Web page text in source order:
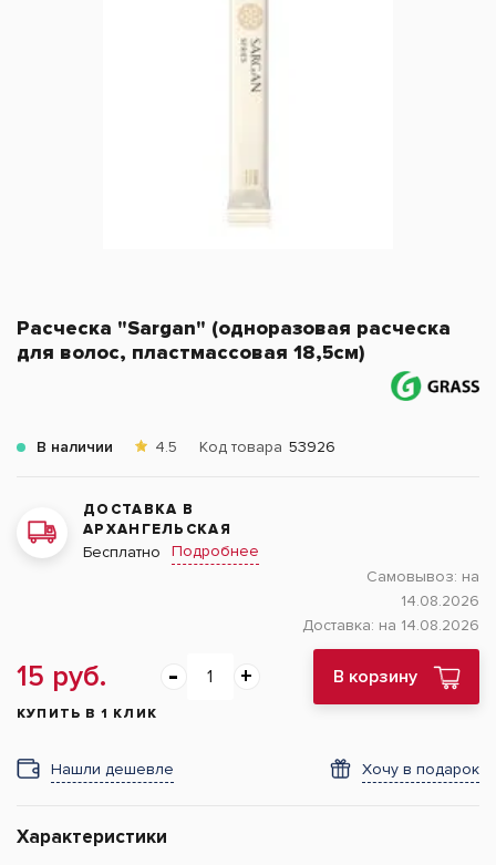
Расческа "Sargan" (одноразовая расческа
для волос, пластмассовая 18,5см)
В наличии 4.5 Код товара 53926
ДОСТАВКА В
АРХАНГЕЛЬСКАЯ
Бесплатно
Подробнее
Самовывоз: на
14.08.2026
Доставка: на 14.08.2026
15 руб. В корзину
КУПИТЬ В 1 КЛИК
Нашли дешевле Хочу в подарок
Характеристики